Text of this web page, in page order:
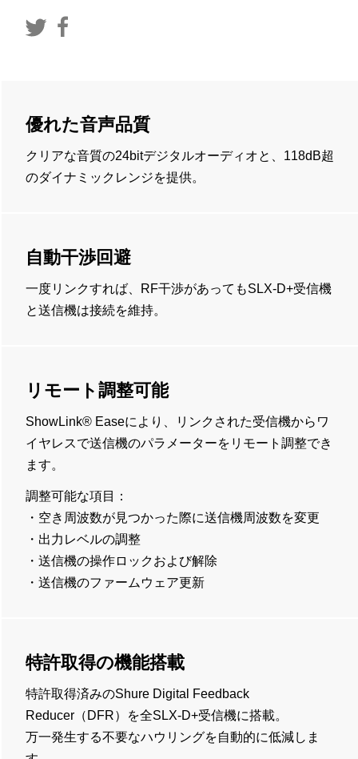
優れた音声品質
クリアな音質の24bitデジタルオーディオと、118dB超
のダイナミックレンジを提供。
自動干渉回避
一度リンクすれば、RF干渉があってもSLX-D+受信機
と送信機は接続を維持。
リモート調整可能
ShowLink® Easeにより、リンクされた受信機からワ
イヤレスで送信機のパラメーターをリモート調整でき
ます。
調整可能な項目：
・空き周波数が見つかった際に送信機周波数を変更
・出力レベルの調整
・送信機の操作ロックおよび解除
・送信機のファームウェア更新
特許取得の機能搭載
特許取得済みのShure Digital Feedback
Reducer（DFR）を全SLX-D+受信機に搭載。
万一発生する不要なハウリングを自動的に低減しま